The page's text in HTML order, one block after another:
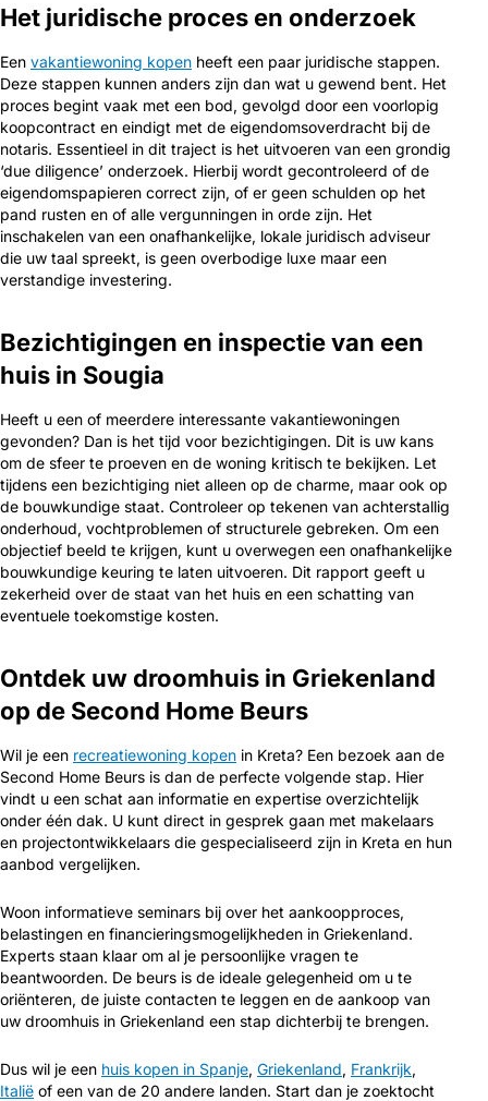
Het juridische proces en onderzoek
Een vakantiewoning kopen heeft een paar juridische stappen.
Deze stappen kunnen anders zijn dan wat u gewend bent. Het
proces begint vaak met een bod, gevolgd door een voorlopig
koopcontract en eindigt met de eigendomsoverdracht bij de
notaris. Essentieel in dit traject is het uitvoeren van een grondig
‘due diligence’ onderzoek. Hierbij wordt gecontroleerd of de
eigendomspapieren correct zijn, of er geen schulden op het
pand rusten en of alle vergunningen in orde zijn. Het
inschakelen van een onafhankelijke, lokale juridisch adviseur
die uw taal spreekt, is geen overbodige luxe maar een
verstandige investering.
Bezichtigingen en inspectie van een
huis in Sougia
Heeft u een of meerdere interessante vakantiewoningen
gevonden? Dan is het tijd voor bezichtigingen. Dit is uw kans
om de sfeer te proeven en de woning kritisch te bekijken. Let
tijdens een bezichtiging niet alleen op de charme, maar ook op
de bouwkundige staat. Controleer op tekenen van achterstallig
onderhoud, vochtproblemen of structurele gebreken. Om een
objectief beeld te krijgen, kunt u overwegen een onafhankelijke
bouwkundige keuring te laten uitvoeren. Dit rapport geeft u
zekerheid over de staat van het huis en een schatting van
eventuele toekomstige kosten.
Ontdek uw droomhuis in Griekenland
op de Second Home Beurs
Wil je een recreatiewoning kopen in Kreta? Een bezoek aan de
Second Home Beurs is dan de perfecte volgende stap. Hier
vindt u een schat aan informatie en expertise overzichtelijk
onder één dak. U kunt direct in gesprek gaan met makelaars
en projectontwikkelaars die gespecialiseerd zijn in Kreta en hun
aanbod vergelijken.
Woon informatieve seminars bij over het aankoopproces,
belastingen en financieringsmogelijkheden in Griekenland.
Experts staan klaar om al je persoonlijke vragen te
beantwoorden. De beurs is de ideale gelegenheid om u te
oriënteren, de juiste contacten te leggen en de aankoop van
uw droomhuis in Griekenland een stap dichterbij te brengen.
Dus wil je een huis kopen in Spanje, Griekenland, Frankrijk,
Italië of een van de 20 andere landen. Start dan je zoektocht